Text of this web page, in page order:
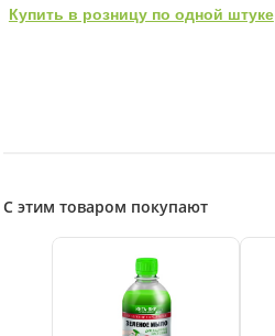
Купить в розницу по одной штуке
С этим товаром покупают